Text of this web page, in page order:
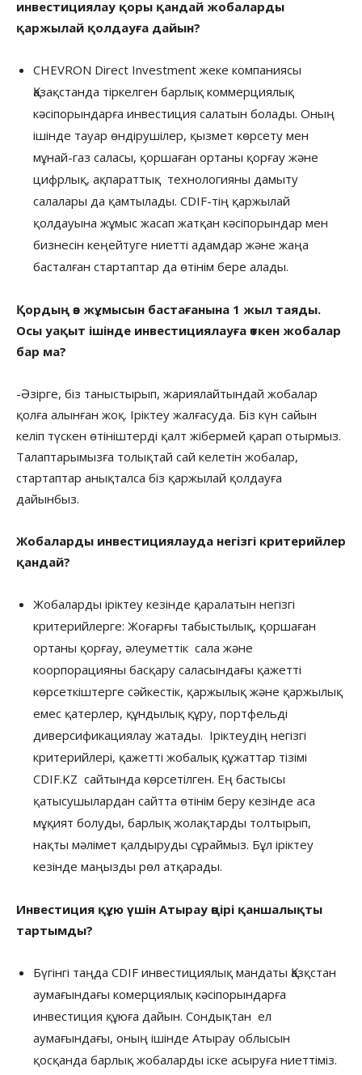
инвестициялау қоры қандай жобаларды
қаржылай қолдауға дайын?
CHEVRON Direct Investment жеке компаниясы
Қазақстанда тіркелген барлық коммерциялық
кәсіпорындарға инвестиция салатын болады. Оның
ішінде тауар өндірушілер, қызмет көрсету мен
мұнай-газ саласы, қоршаған ортаны қорғау және
цифрлық, ақпараттық технологияны дамыту
салалары да қамтылады. CDIF-тің қаржылай
қолдауына жұмыс жасап жатқан кәсіпорындар мен
бизнесін кеңейтуге ниетті адамдар және жаңа
басталған стартаптар да өтінім бере алады.
Қордың өз жұмысын бастағанына 1 жыл таяды.
Осы уақыт ішінде инвестициялауға өткен жобалар
бар ма?
-Әзірге, біз таныстырып, жариялайтындай жобалар
қолға алынған жоқ. Іріктеу жалғасуда. Біз күн сайын
келіп түскен өтініштерді қалт жібермей қарап отырмыз.
Талаптарымызға толықтай сай келетін жобалар,
стартаптар анықталса біз қаржылай қолдауға
дайынбыз.
Жобаларды инвестициялауда негізгі критерийлер
қандай?
Жобаларды іріктеу кезінде қаралатын негізгі
критерийлерге: Жоғарғы табыстылық, қоршаған
ортаны қорғау, әлеуметтік сала және
коорпорацияны басқару саласындағы қажетті
көрсеткіштерге сәйкестік, қаржылық және қаржылық
емес қатерлер, құндылық құру, портфельді
диверсификациялау жатады. Іріктеудің негізгі
критерийлері, қажетті жобалық құжаттар тізімі
CDIF.KZ сайтында көрсетілген. Ең бастысы
қатысушылардан сайтта өтінім беру кезінде аса
мұқият болуды, барлық жолақтарды толтырып,
нақты мәлімет қалдыруды сұраймыз. Бұл іріктеу
кезінде маңызды рөл атқарады.
Инвестиция құю үшін Атырау өңірі қаншалықты
тартымды?
Бүгінгі таңда CDIF инвестициялық мандаты Қазқстан
аумағындағы комерциялық кәсіпорындарға
инвестиция құюға дайын. Сондықтан ел
аумағындағы, оның ішінде Атырау облысын
қосқанда барлық жобаларды іске асыруға ниеттіміз.